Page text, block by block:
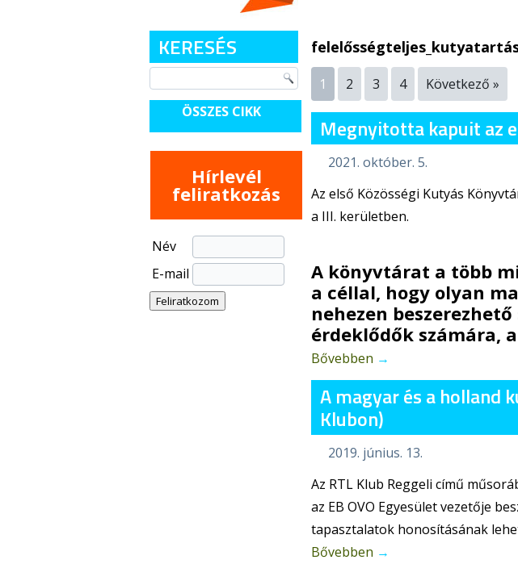
KERESÉS
ÖSSZES CIKK
Hírlevél
feliratkozás
Név
E-mail
1 2 3 4 Következő »
Megnyitotta kapuit az
2021. október. 5.
Az első Közösségi Kutyás
a III. kerületben.
A könyvtárat a több
a céllal, hogy olyan
nehezen
érdeklődők számára,
Bővebben →
A magyar és a holland
Klubon)
2019. június. 13.
Az RTL Klub Reggeli című
az EB OVO Egyesület vezetője
tapasztalatok honosításának
Bővebben →